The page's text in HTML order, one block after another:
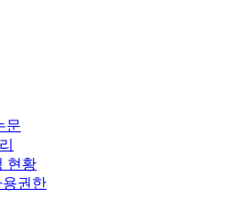
문
현황
용권한